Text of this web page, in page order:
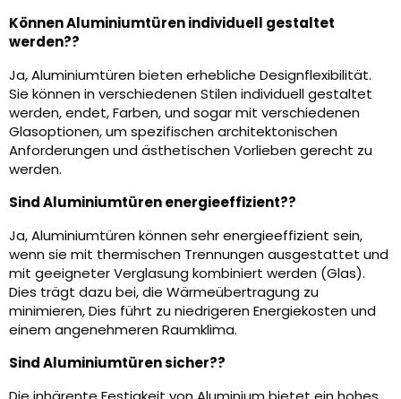
Können Aluminiumtüren individuell gestaltet
werden??
Ja, Aluminiumtüren bieten erhebliche Designflexibilität.
Sie können in verschiedenen Stilen individuell gestaltet
werden, endet, Farben, und sogar mit verschiedenen
Glasoptionen, um spezifischen architektonischen
Anforderungen und ästhetischen Vorlieben gerecht zu
werden.
Sind Aluminiumtüren energieeffizient??
Ja, Aluminiumtüren können sehr energieeffizient sein,
wenn sie mit thermischen Trennungen ausgestattet und
mit geeigneter Verglasung kombiniert werden (Glas).
Dies trägt dazu bei, die Wärmeübertragung zu
minimieren, Dies führt zu niedrigeren Energiekosten und
einem angenehmeren Raumklima.
Sind Aluminiumtüren sicher??